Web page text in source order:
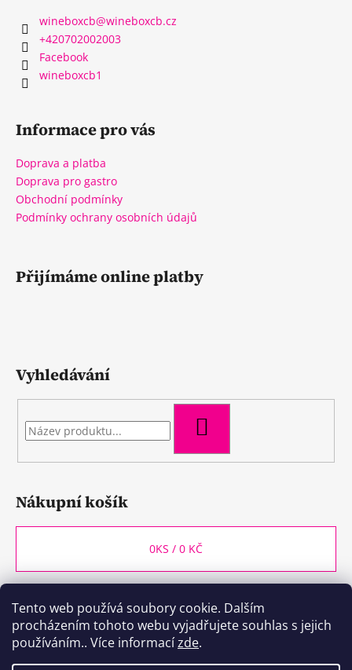
Tento web používá soubory cookie. Dalším
procházením tohoto webu vyjadřujete souhlas s jejich
používáním.. Více informacízde.
wineboxcb@wineboxcb.cz
+420702002003
Facebook
wineboxcb1
Informace pro vás
Doprava a platba
Doprava pro gastro
Obchodní podmínky
Podmínky ochrany osobních údajů
Přijímáme online platby
Vyhledávání
Nákupní košík
0KS / 0 KČ
WineBox CB Kozlovna CB Plzeňka CB